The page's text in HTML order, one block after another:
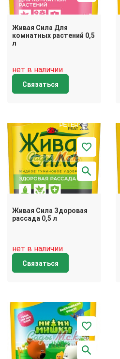
Живая Сила Для
комнатных растений 0,5
л
нет в наличии
Связаться
Живая Сила Здоровая
рассада 0,5 л
нет в наличии
Связаться